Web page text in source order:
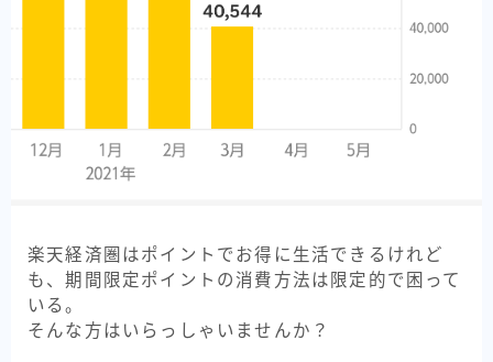
楽天経済圏はポイントでお得に生活できるけれど
も、期間限定ポイントの消費方法は限定的で困って
いる。
そんな方はいらっしゃいませんか？